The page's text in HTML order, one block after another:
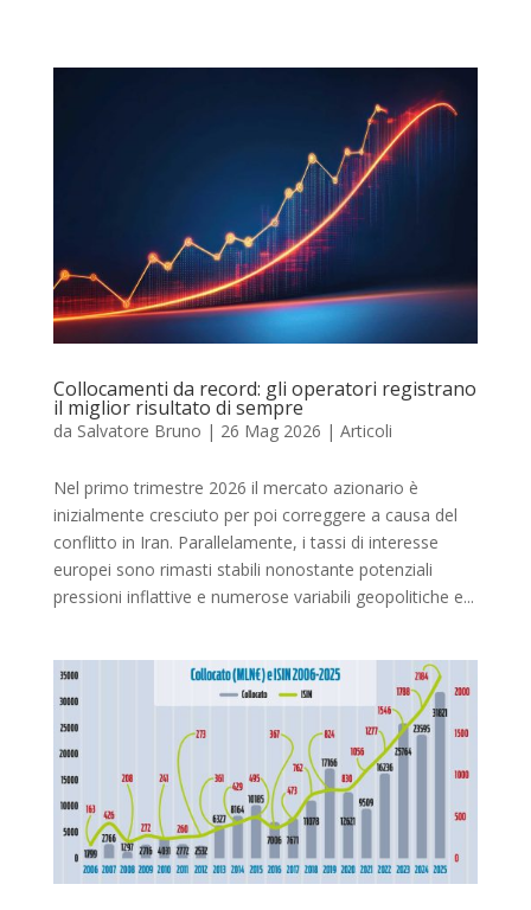
Collocamenti da record: gli operatori registrano
il miglior risultato di sempre
da Salvatore Bruno | 26 Mag 2026 | Articoli
Nel primo trimestre 2026 il mercato azionario è
inizialmente cresciuto per poi correggere a causa del
conflitto in Iran. Parallelamente, i tassi di interesse
europei sono rimasti stabili nonostante potenziali
pressioni inflattive e numerose variabili geopolitiche e...